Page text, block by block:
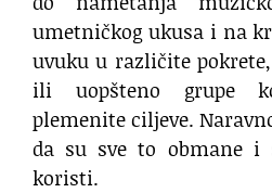
umetničkog ukusa i na
uvuku u različite
ili uopšteno grupe
plemenite ciljeve.
da su sve to obmane i
koristi.